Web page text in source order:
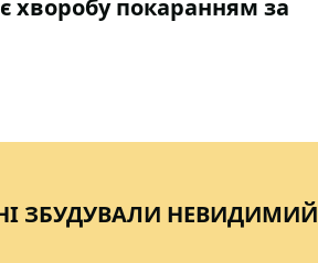
хворобу покаранням за
ЗБУДУВАЛИ НЕВИДИМИЙ